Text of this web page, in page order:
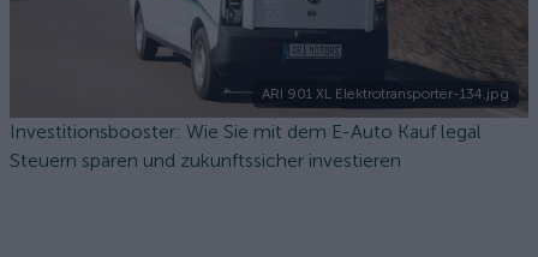
ARI 901 XL Elektrotransporter-134.jpg
Investitionsbooster: Wie Sie mit dem E-Auto Kauf legal
Steuern sparen und zukunftssicher investieren